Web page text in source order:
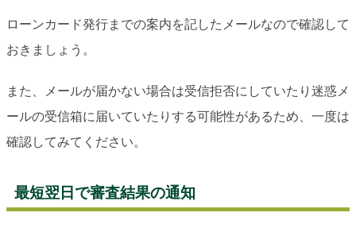
ローンカード発行までの案内を記したメールなので確認して
おきましょう。
また、メールが届かない場合は受信拒否にしていたり迷惑メ
ールの受信箱に届いていたりする可能性があるため、一度は
確認してみてください。
最短翌日で審査結果の通知